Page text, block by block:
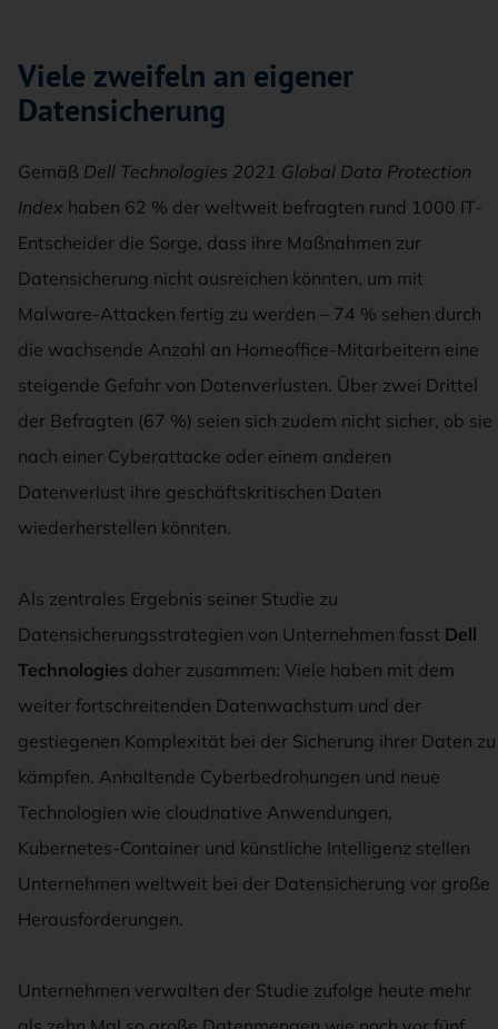
Viele zweifeln an eigener
Datensicherung
Gemäß Dell Technologies 2021 Global Data Protection
Index haben 62 % der weltweit befragten rund 1000 IT-
Entscheider die Sorge, dass ihre Maßnahmen zur
Datensicherung nicht ausreichen könnten, um mit
Malware-Attacken fertig zu werden – 74 % sehen durch
die wachsende Anzahl an Homeoffice-Mitarbeitern eine
steigende Gefahr von Datenverlusten. Über zwei Drittel
der Befragten (67 %) seien sich zudem nicht sicher, ob sie
nach einer Cyberattacke oder einem anderen
Datenverlust ihre geschäftskritischen Daten
wiederherstellen könnten.
Als zentrales Ergebnis seiner Studie zu
Datensicherungsstrategien von Unternehmen fasst Dell
Technologies daher zusammen: Viele haben mit dem
weiter fortschreitenden Datenwachstum und der
gestiegenen Komplexität bei der Sicherung ihrer Daten zu
kämpfen. Anhaltende Cyberbedrohungen und neue
Technologien wie cloudnative Anwendungen,
Kubernetes-Container und künstliche Intelligenz stellen
Unternehmen weltweit bei der Datensicherung vor große
Herausforderungen.
Unternehmen verwalten der Studie zufolge heute mehr